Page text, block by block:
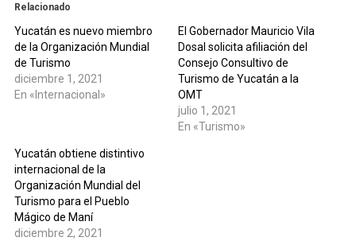
Relacionado
Yucatán es nuevo miembro
de la Organización Mundial
de Turismo
diciembre 1, 2021
En «Internacional»
El Gobernador Mauricio Vila
Dosal solicita afiliación del
Consejo Consultivo de
Turismo de Yucatán a la
OMT
julio 1, 2021
En «Turismo»
Yucatán obtiene distintivo
internacional de la
Organización Mundial del
Turismo para el Pueblo
Mágico de Maní
diciembre 2, 2021